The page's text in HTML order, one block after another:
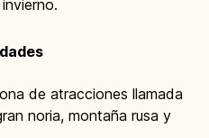
de atracciones llamada
noria, montaña rusa y